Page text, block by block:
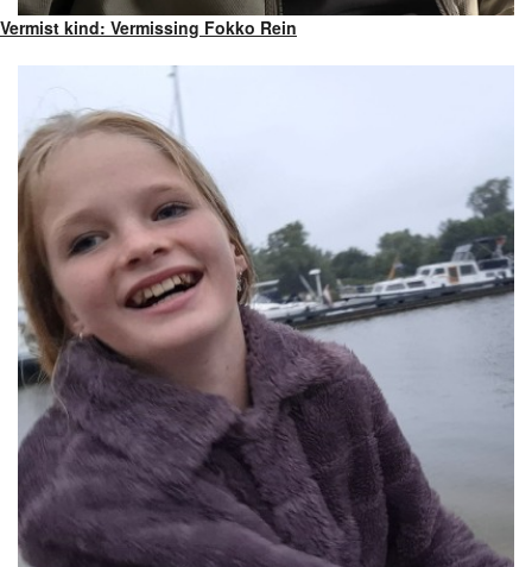
Vermist kind: Vermissing Fokko Rein